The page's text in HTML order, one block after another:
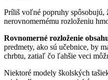
Príliš voľné popruhy spôsobujú,
nerovnomernému rozloženiu
Rovnomerné rozloženie
predmety, ako sú učebnice, by
chrbtu, zatiaľ čo ľahšie veci
Niektoré modely školských